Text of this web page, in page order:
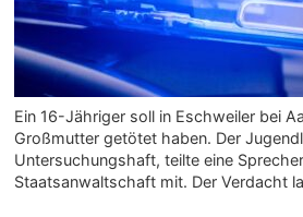
Ein 16-Jähriger soll in Eschweiler bei
Großmutter getötet haben. Der
Untersuchungshaft, teilte eine
Staatsanwaltschaft mit. Der Verdacht